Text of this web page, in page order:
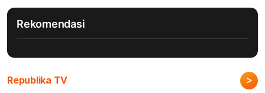
Rekomendasi
Republika TV >